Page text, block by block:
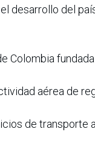
desarrollo del
Colombia
aérea de
de transporte